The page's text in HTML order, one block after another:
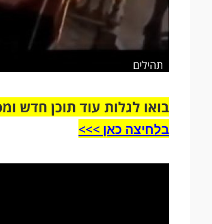
תהילים
בואו לגלות עוד תוכן חדש
בלחיצה כאן >>>​